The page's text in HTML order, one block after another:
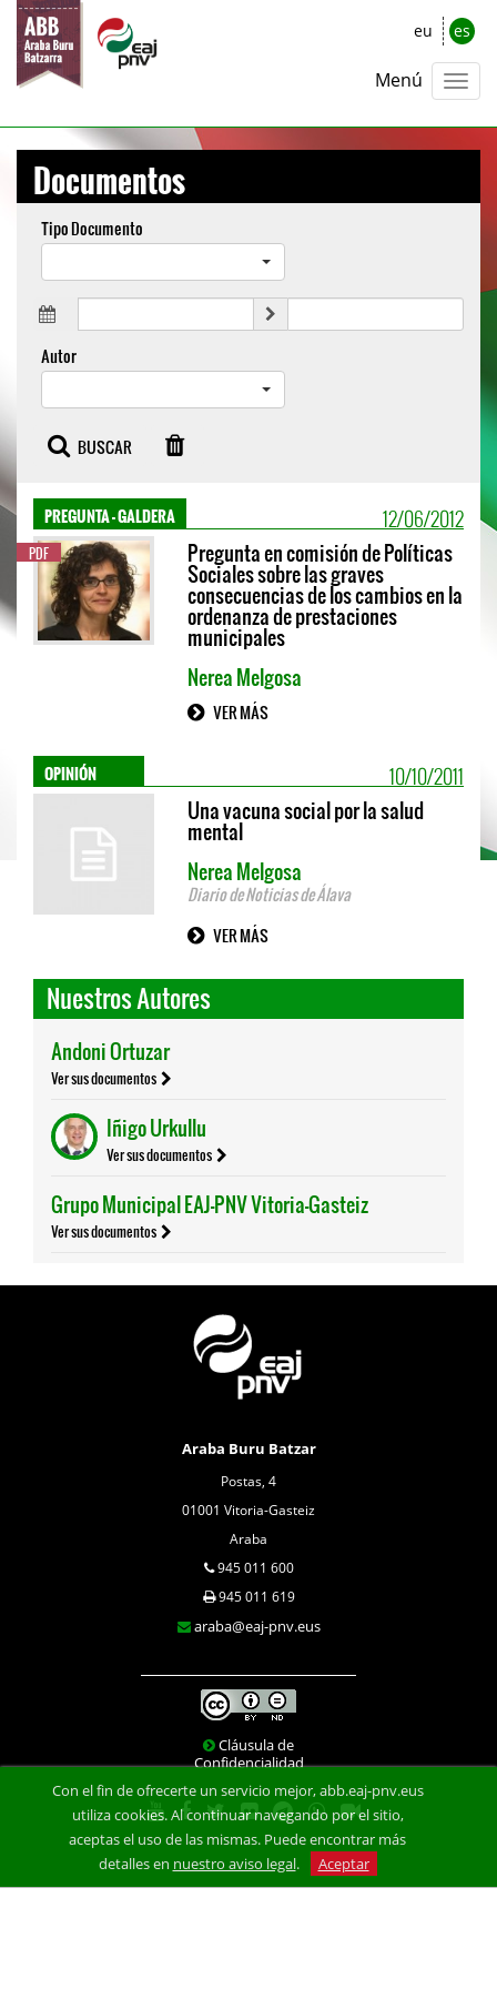
eu es
Menú
Documentos
Tipo Documento
Autor
BUSCAR
PREGUNTA - GALDERA 12/06/2012
PDF Pregunta en comisión de Políticas
Sociales sobre las graves
consecuencias de los cambios en la
ordenanza de prestaciones
municipales
Nerea Melgosa
VER MÁS
OPINIÓN 10/10/2011
Una vacuna social por la salud
mental
Nerea Melgosa
Diario de Noticias de Álava
VER MÁS
Nuestros Autores
Andoni Ortuzar
Ver sus documentos
Iñigo Urkullu
Ver sus documentos
Grupo Municipal EAJ-PNV Vitoria-Gasteiz
Ver sus documentos
Araba Buru Batzar
Postas, 4
01001 Vitoria-Gasteiz
Araba
945 011 600
945 011 619
araba@eaj-pnv.eus
Cláusula de
Confidencialidad
Con el fin de ofrecerte un servicio mejor, abb.eaj-pnv.eus
utiliza cookies. Al continuar navegando por el sitio,
aceptas el uso de las mismas. Puede encontrar más
detalles en nuestro aviso legal. Aceptar